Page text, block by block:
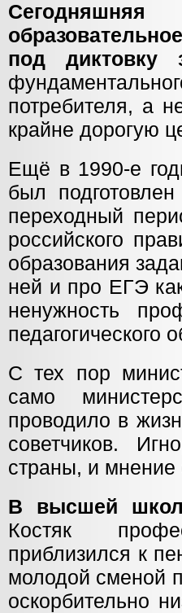
под диктовку
потребителя, а
крайне дорогую
Ещё в 1990-е
был
переходный
российского
образования
ней и про ЕГЭ
ненужность
педагогического
С тех пор
само
проводило в
советчиков.
страны, и мнение
В высшей
Костяк
приблизился к
молодой сменой
оскорбительно